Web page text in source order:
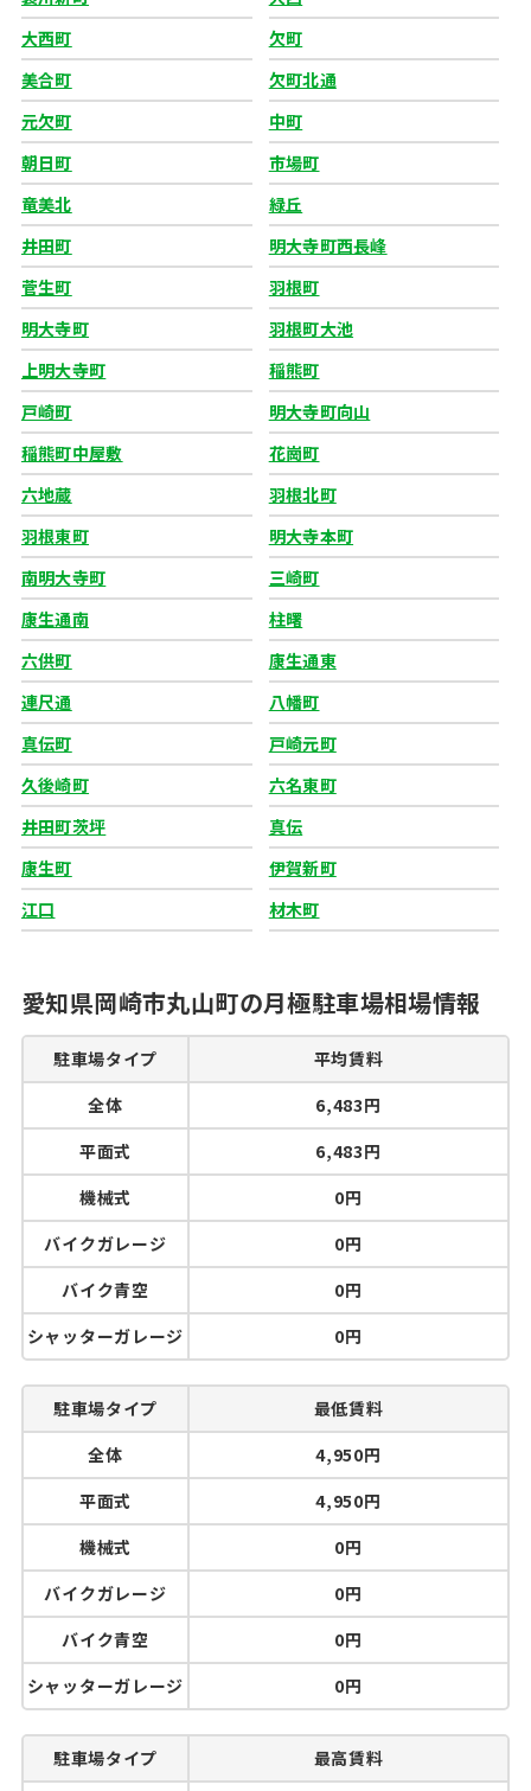
大西町
欠町
美合町
欠町北通
元欠町
中町
朝日町
市場町
竜美北
緑丘
井田町
明大寺町西長峰
菅生町
羽根町
明大寺町
羽根町大池
上明大寺町
稲熊町
戸崎町
明大寺町向山
稲熊町中屋敷
花崗町
六地蔵
羽根北町
羽根東町
明大寺本町
南明大寺町
三崎町
康生通南
柱曙
六供町
康生通東
連尺通
八幡町
真伝町
戸崎元町
久後崎町
六名東町
井田町茨坪
真伝
康生町
伊賀新町
江口
材木町
愛知県岡崎市丸山町の月極駐車場相場情報
駐車場タイプ
平均賃料
全体
6,483円
平面式
6,483円
機械式
0円
バイクガレージ
0円
バイク青空
0円
シャッターガレージ
0円
駐車場タイプ
最低賃料
全体
4,950円
平面式
4,950円
機械式
0円
バイクガレージ
0円
バイク青空
0円
シャッターガレージ
0円
駐車場タイプ
最高賃料